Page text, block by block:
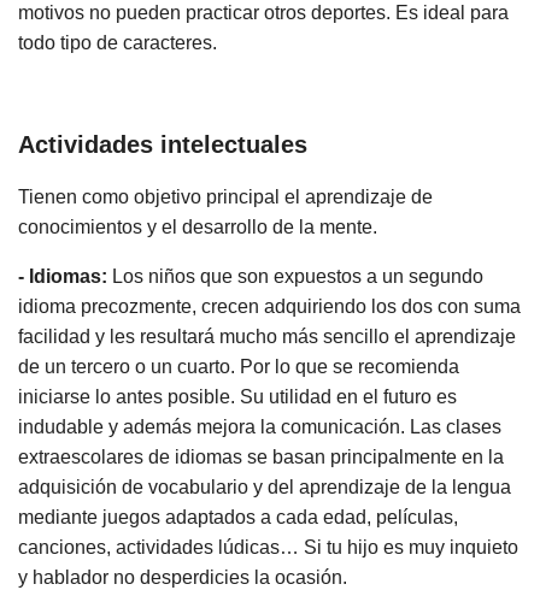
motivos no pueden practicar otros deportes. Es ideal para
todo tipo de caracteres.
Actividades intelectuales
Tienen como objetivo principal el aprendizaje de
conocimientos y el desarrollo de la mente.
- Idiomas: Los niños que son expuestos a un segundo
idioma precozmente, crecen adquiriendo los dos con suma
facilidad y les resultará mucho más sencillo el aprendizaje
de un tercero o un cuarto. Por lo que se recomienda
iniciarse lo antes posible. Su utilidad en el futuro es
indudable y además mejora la comunicación. Las clases
extraescolares de idiomas se basan principalmente en la
adquisición de vocabulario y del aprendizaje de la lengua
mediante juegos adaptados a cada edad, películas,
canciones, actividades lúdicas… Si tu hijo es muy inquieto
y hablador no desperdicies la ocasión.